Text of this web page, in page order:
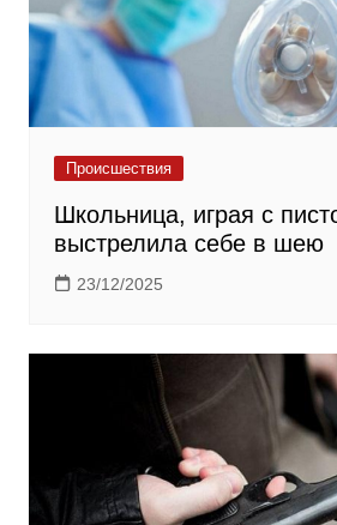
Происшествия
Школьница, играя с
выстрелила себе в шею
23/12/2025